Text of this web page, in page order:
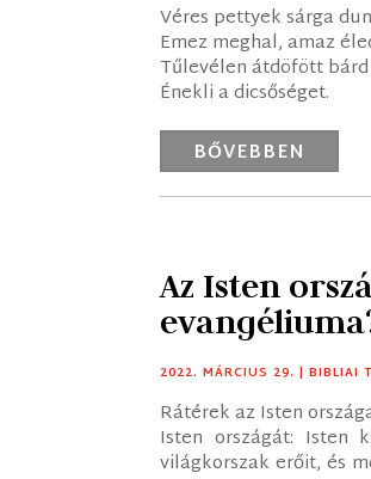
Véres pettyek sárga
Emez meghal, amaz
Tűlevélen átdöfött bárd
Énekli a dicsőséget.
BŐVEBBEN
Az Isten
2022. MÁRCIUS 29. |BIBLIAI
Rátérek az Isten
Isten országát: Isten
világkorszak erőit, és